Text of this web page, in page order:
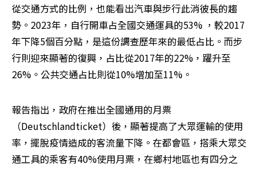
從交通方式的比例，也能看出汽車與步行此消彼長的趨
勢。2023年，自行開車占全國交通運具的53% ，較2017
年下降5個百分點，是這份調查歷年來的最低占比。而步
行則迎來顯著的復興，占比從2017年的22%，躍升至
26%。公共交通占比則從10%增加至11%。
報告指出，政府在推出全國通用的月票
（Deutschlandticket）後，顯著提高了大眾運輸的使用
率，擺脫疫情造成的客流量下降。在都會區，搭乘大眾交
通工具的乘客有40%使用月票，在鄉村地區也有四分之